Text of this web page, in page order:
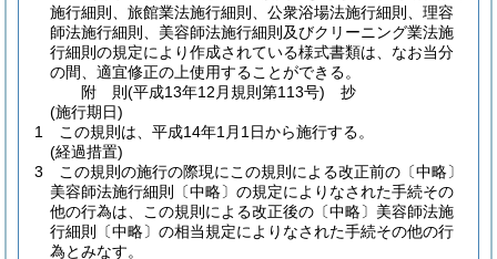
施行細則、旅館業法施行細則、公衆浴場法施行細則、理容
師法施行細則、美容師法施行細則及びクリーニング業法施
行細則の規定により作成されている様式書類は、なお当分
の間、適宜修正の上使用することができる。
附 則(平成13年12月規則第113号) 抄
(施行期日)
1
この規則は、平成14年1月1日から施行する。
(経過措置)
3
この規則の施行の際現にこの規則による改正前の〔中略〕
美容師法施行細則〔中略〕の規定によりなされた手続その
他の行為は、この規則による改正後の〔中略〕美容師法施
行細則〔中略〕の相当規定によりなされた手続その他の行
為とみなす。